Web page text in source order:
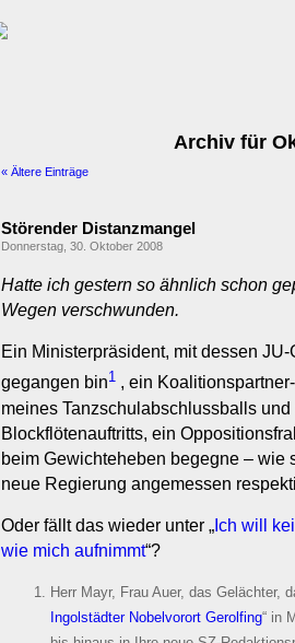
Archiv für
« Ältere Einträge
Störender Distanzmangel
Donnerstag, 30. Oktober 2008
Hatte ich gestern so ähnlich schon
Wegen verschwunden.
Ein Ministerpräsident, mit dessen
gegangen bin1 , ein
meines Tanzschulabschlussballs
Blockflötenauftritts, ein
beim Gewichteheben begegne –
neue Regierung angemessen
Oder fällt das wieder unter „ Ich will
wie mich aufnimmt“?
Herr Mayr, Frau Auer, das Gelächter,
Ingolstädter Nobelvorort Gerolfing“ in